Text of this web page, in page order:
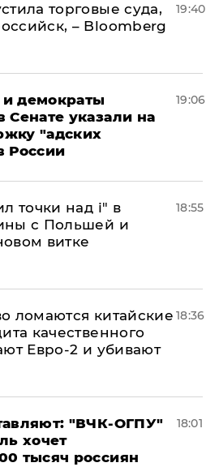
торговые суда,
– Bloomberg
19:40
демократы
Сенате указали на
"адских
России
19:06
точки над і" в
с Польшей и
витке
18:55
ломаются китайские
качественного
Евро-2 и убивают
18:36
"ВЧК-ОГПУ"
хочет
тысяч россиян
18:01